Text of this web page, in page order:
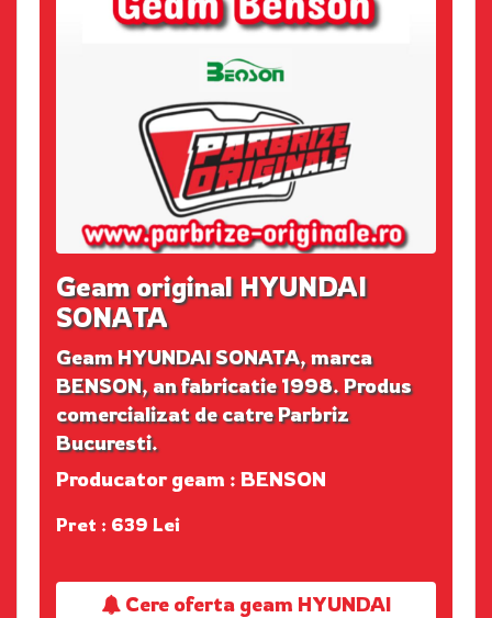
Geam original HYUNDAI
SONATA
Geam HYUNDAI SONATA, marca
BENSON, an fabricatie 1998. Produs
comercializat de catre Parbriz
Bucuresti.
Producator geam : BENSON
Pret : 639 Lei
Cere oferta geam HYUNDAI